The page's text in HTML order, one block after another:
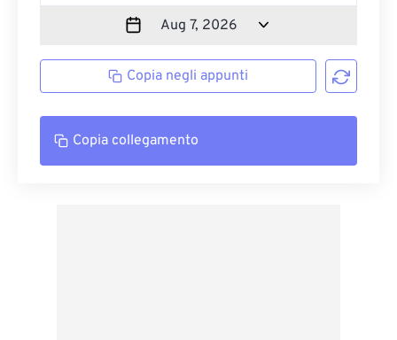
Copia negli appunti
Copia collegamento